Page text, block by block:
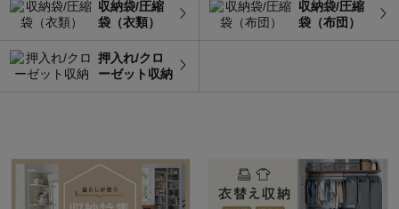
収納袋/圧縮
袋（衣類）
収納袋/圧縮
袋（布団）
押入れ/クロ
ーゼット収納